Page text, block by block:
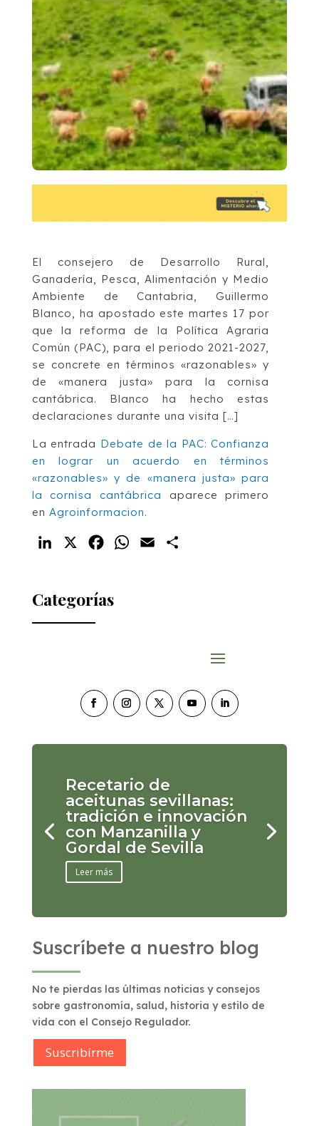
El consejero de Desarrollo Rural,
Ganadería, Pesca, Alimentación y Medio
Ambiente de Cantabria, Guillermo
Blanco, ha apostado este martes 17 por
que la reforma de la Política Agraria
Común (PAC), para el periodo 2021-2027,
se concrete en términos «razonables» y
de «manera justa» para la cornisa
cantábrica. Blanco ha hecho estas
declaraciones durante una visita […]
La entrada Debate de la PAC: Confianza
en lograr un acuerdo en términos
«razonables» y de «manera justa» para
la cornisa cantábrica
aparece primero
en Agroinformacion.
LinkedIn FacebookWhatsApp
Email
Categorías
Recetario de
aceitunas sevillanas:
tradición e innovación
con Manzanilla y
Gordal de Sevilla
Leer más
Suscríbete a nuestro blog
No te pierdas las últimas noticias y consejos
sobre gastronomía, salud, historia y estilo de
vida con el Consejo Regulador.
Suscribírme